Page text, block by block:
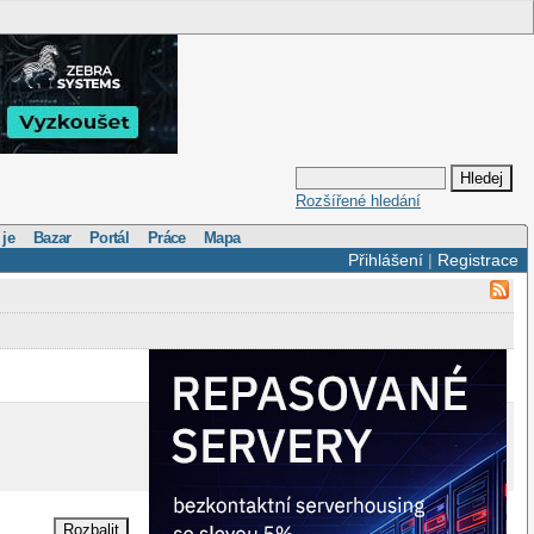
Rozšířené hledání
je Bazar Portál Práce Mapa
Přihlášení| Registrace